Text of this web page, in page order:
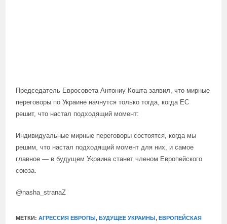
Председатель Евросовета Антониу Кошта заявил, что мирные
переговоры по Украине начнутся только тогда, когда ЕС
решит, что настал подходящий момент:
Индивидуальные мирные переговоры состоятся, когда мы
решим, что настал подходящий момент для них, и самое
главное — в будущем Украина станет членом Европейского
союза.
@nasha_stranaZ
МЕТКИ:АГРЕССИЯ ЕВРОПЫ, БУДУЩЕЕ УКРАИНЫ, ЕВРОПЕЙСКАЯ